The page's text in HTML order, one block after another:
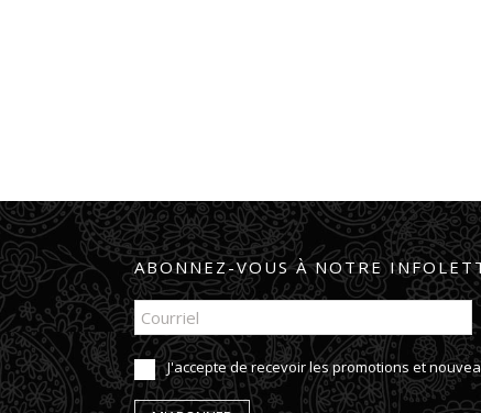
ABONNEZ-VOUS À NOTRE
J'accepte de recevoir les promotions et